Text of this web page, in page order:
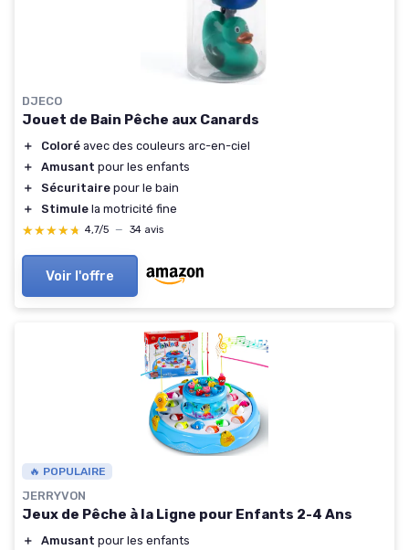
DJECO
Jouet de Bain Pêche aux Canards
＋ Coloré avec des couleurs arc-en-ciel
＋
Amusant pour les enfants
＋
Sécuritaire pour le bain
＋
Stimule la motricité fine
★★★★★
★★★★★ 4,7/5 — 34 avis
Voir l'offre
🔥 POPULAIRE
JERRYVON
Jeux de Pêche à la Ligne pour Enfants 2-4 Ans
＋ Amusant pour les enfants